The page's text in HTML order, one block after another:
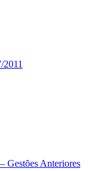
Gestões Anteriores